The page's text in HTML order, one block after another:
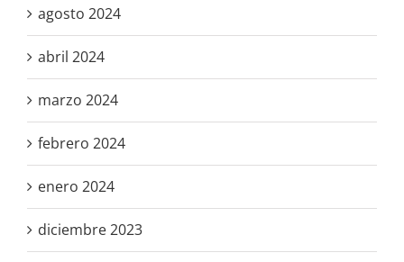
agosto 2024
abril 2024
marzo 2024
febrero 2024
enero 2024
diciembre 2023